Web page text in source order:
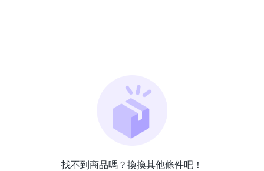
找不到商品嗎？換換其他條件吧！